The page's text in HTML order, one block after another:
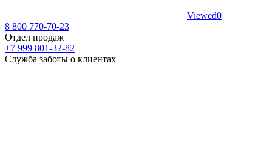
Viewed0
8 800 770-70-23
Отдел продаж
+7 999 801-32-82
Служба заботы о клиентах